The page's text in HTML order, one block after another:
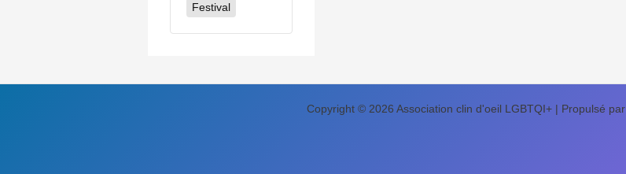
Festival
Copyright © 2026 Association clin d'oeil LGBTQI+ | Propulsé par